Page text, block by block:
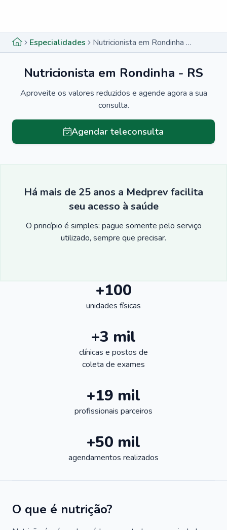
Especialidades Nutricionista em Rondinha - RS
Nutricionista em Rondinha - RS
Aproveite os valores reduzidos e agende agora a sua
consulta.
Agendar teleconsulta
Há mais de 25 anos a Medprev facilita
seu acesso à saúde
O princípio é simples: pague somente pelo serviço
utilizado, sempre que precisar.
+100
unidades físicas
+3 mil
clínicas e postos de
coleta de exames
+19 mil
profissionais parceiros
+50 mil
agendamentos realizados
O que é nutrição?